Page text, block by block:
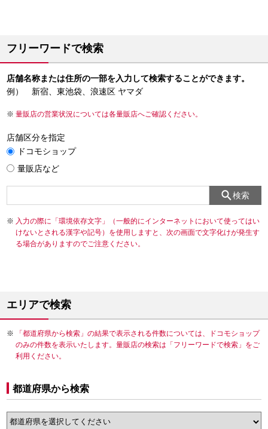
フリーワードで検索
店舗名称または住所の一部を入力して検索することができます。
例） 新宿、東池袋、浪速区 ヤマダ
量販店の営業状況については各量販店へご確認ください。
店舗区分を指定
ドコモショップ
量販店など
検索
入力の際に「環境依存文字」（一般的にインターネットにおいて使ってはい
けないとされる漢字や記号）を使用しますと、次の画面で文字化けが発生す
る場合がありますのでご注意ください。
エリアで検索
「都道府県から検索」の結果で表示される件数については、ドコモショップ
のみの件数を表示いたします。量販店の検索は「フリーワードで検索」をご
利用ください。
都道府県から検索